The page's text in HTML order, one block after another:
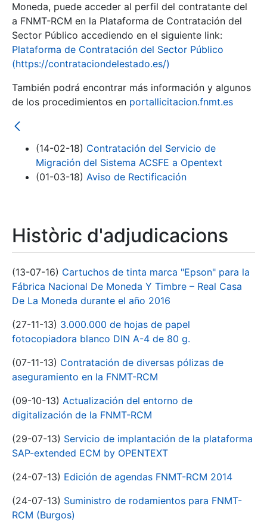
Moneda, puede acceder al perfil del contratante del
a FNMT-RCM en la Plataforma de Contratación del
Sector Público accediendo en el siguiente link:
Plataforma de Contratación del Sector Público
(https://contrataciondelestado.es/)
También podrá encontrar más información y algunos
de los procedimientos en portallicitacion.fnmt.es
(14-02-18) Contratación del Servicio de
Migración del Sistema ACSFE a Opentext
(01-03-18) Aviso de Rectificación
Històric d'adjudicacions
(13-07-16) Cartuchos de tinta marca "Epson" para la
Fábrica Nacional De Moneda Y Timbre – Real Casa
De La Moneda durante el año 2016
(27-11-13) 3.000.000 de hojas de papel
fotocopiadora blanco DIN A-4 de 80 g.
(07-11-13) Contratación de diversas pólizas de
aseguramiento en la FNMT-RCM
(09-10-13) Actualización del entorno de
digitalización de la FNMT-RCM
(29-07-13) Servicio de implantación de la plataforma
SAP-extended ECM by OPENTEXT
(24-07-13) Edición de agendas FNMT-RCM 2014
(24-07-13) Suministro de rodamientos para FNMT-
RCM (Burgos)